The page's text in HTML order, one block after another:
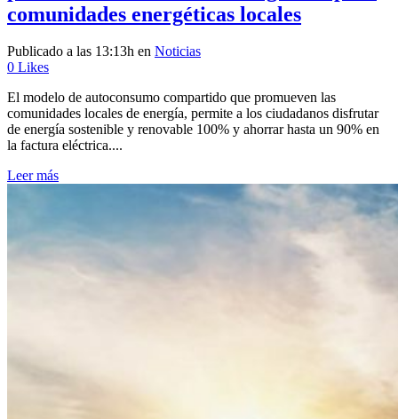
comunidades energéticas locales
Publicado a las 13:13h en Noticias
0 Likes
El modelo de autoconsumo compartido que promueven las
comunidades locales de energía, permite a los ciudadanos disfrutar
de energía sostenible y renovable 100% y ahorrar hasta un 90% en
la factura eléctrica....
Leer más